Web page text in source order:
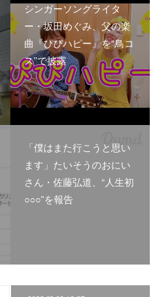
シンガーソングライタ
ー・坂田めぐみ、父の楽
曲『ぴぴハピー』を“鳥コ
ス”で披露
「僕はまた行こうと思い
ます」たいそうのおにい
さん・佐藤弘道、“人生初
○○○”を報告